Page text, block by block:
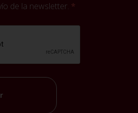
de la newsletter.